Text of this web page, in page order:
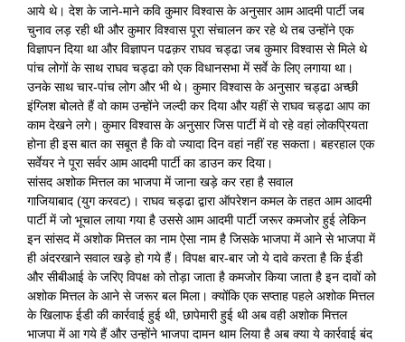
आये थे। देश के जाने-माने कवि कुमार विश्वास के अनुसार आम आदमी पार्टी जब
चुनाव लड़ रही थी और कुमार विश्वास पूरा संचालन कर रहे थे तब उन्होंने एक
विज्ञापन दिया था और विज्ञापन पढक़र राघव चड्ढा जब कुमार विश्वास से मिले थे
पांच लोगों के साथ राघव चड्ढा को एक विधानसभा में सर्वे के लिए लगाया था।
उनके साथ चार-पांच लोग और भी थे। कुमार विश्वास के अनुसार चड्ढा अच्छी
इंग्लिश बोलते हैं वो काम उन्होंने जल्दी कर दिया और यहीं से राघव चड्ढा आप का
काम देखने लगे। कुमार विश्वास के अनुसार जिस पार्टी में वो रहे वहां लोकप्रियता
होना ही इस बात का सबूत है कि वो ज्यादा दिन वहां नहीं रह सकता। बहरहाल एक
सर्वेयर ने पूरा सर्वर आम आदमी पार्टी का डाउन कर दिया।
सांसद अशोक मित्तल का भाजपा में जाना खड़े कर रहा है सवाल
गाजियाबाद (युग करवट)। राघव चड्ढा द्वारा ऑपरेशन कमल के तहत आम आदमी
पार्टी में जो भूचाल लाया गया है उससे आम आदमी पार्टी जरूर कमजोर हुई लेकिन
इन सांसद में अशोक मित्तल का नाम ऐसा नाम है जिसके भाजपा में आने से भाजपा में
ही अंदरखाने सवाल खड़े हो गये हैं। विपक्ष बार-बार जो ये दावे करता है कि ईडी
और सीबीआई के जरिए विपक्ष को तोड़ा जाता है कमजोर किया जाता है इन दावों को
अशोक मित्तल के आने से जरूर बल मिला। क्योंकि एक सप्ताह पहले अशोक मित्तल
के खिलाफ ईडी की कार्रवाई हुई थी, छापेमारी हुई थी अब वही अशोक मित्तल
भाजपा में आ गये हैं और उन्होंने भाजपा दामन थाम लिया है अब क्या ये कार्रवाई बंद